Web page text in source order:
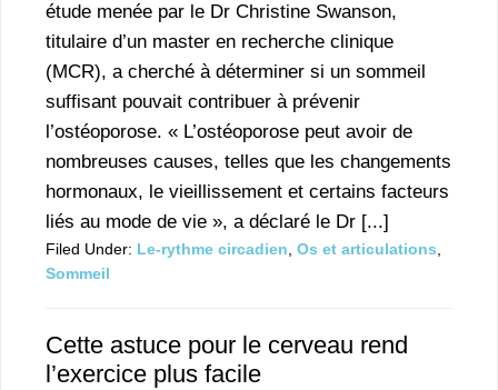
étude menée par le Dr Christine Swanson,
titulaire d’un master en recherche clinique
(MCR), a cherché à déterminer si un sommeil
suffisant pouvait contribuer à prévenir
l’ostéoporose. « L’ostéoporose peut avoir de
nombreuses causes, telles que les changements
hormonaux, le vieillissement et certains facteurs
liés au mode de vie », a déclaré le Dr [...]
Filed Under: Le-rythme circadien Os et articulations
Sommeil
Cette astuce pour le cerveau rend
l’exercice plus facile